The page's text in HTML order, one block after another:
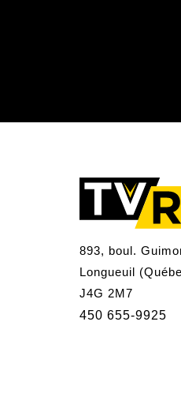
893, boul.
Longueuil
J4G 2M7
450 655-9925